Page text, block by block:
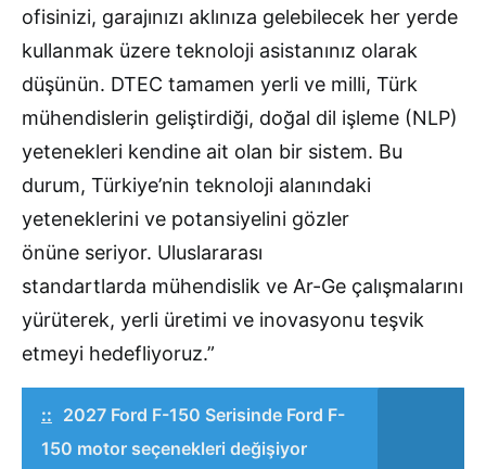
ofisinizi, garajınızı aklınıza gelebilecek her yerde
kullanmak üzere teknoloji asistanınız olarak
düşünün. DTEC tamamen yerli ve milli, Türk
mühendislerin geliştirdiği, doğal dil işleme (NLP)
yetenekleri kendine ait olan bir sistem. Bu
durum, Türkiye’nin teknoloji alanındaki
yeteneklerini ve potansiyelini gözler
önüne seriyor. Uluslararası
standartlarda mühendislik ve Ar-Ge çalışmalarını
yürüterek, yerli üretimi ve inovasyonu teşvik
etmeyi hedefliyoruz.”
:: 2027 Ford F-150 Serisinde Ford F-
150 motor seçenekleri değişiyor